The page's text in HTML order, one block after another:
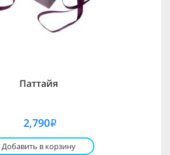
Паттайя
2,790i
Добавить в корзину